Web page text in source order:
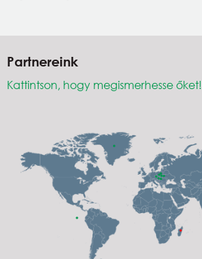
Partnereink
Kattintson, hogy megismerhesse őket!